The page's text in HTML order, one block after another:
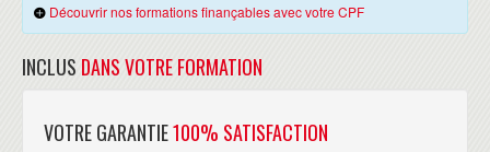
Découvrir nos formations finançables avec votre CPF
INCLUS DANS VOTRE FORMATION
VOTRE GARANTIE100% SATISFACTION